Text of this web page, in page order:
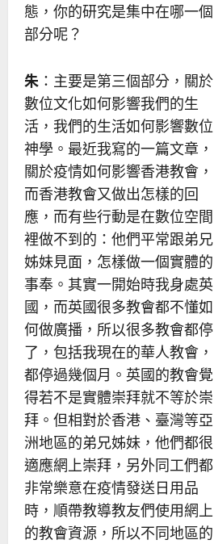
態，你的研究是集中在哪一個
部分呢？
朱 ：主要是第三個部分，關於
數位文化如何影響我們的生
活，我們的生活如何影響數位
神學。最近我寫的一篇文章，
關於疫情如何影響香港教會，
而香港教會又做出怎樣的回
應，而有些行動是在數位空間
裡做不到的：他們平常跟弟兄
姊妹見面，怎樣做一個實體的
事奉。其實一開始時我身處英
國，而英國很多教會都不懂如
何做廣播，所以很多教會都停
了，包括我現在的華人教會，
都停過幾個月。英國的教會覺
得若不是實體崇拜就不等於崇
拜。但相對於香港、臺灣等亞
洲地區的弟兄姊妹，他們都很
適應網上崇拜，另外同工們都
非常樂意在疫情發送日用品
時，順帶教導教友們使用網上
的教會資源，所以不同地區的